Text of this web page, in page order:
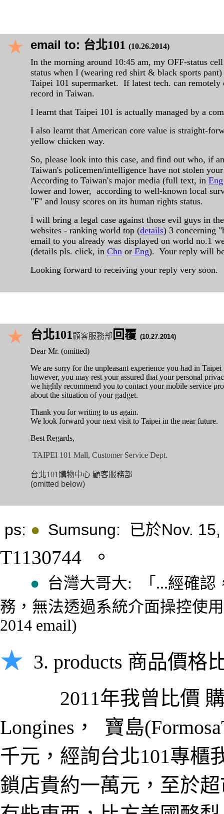
★
email to: 台北101 (10.26.2014)
In the morning around 10:45 am, my OFF-status
status when I (wearing red shirt & black sports pant)
Taipei 101 supermarket. If latest tech. can
record in Taiwan.
I learnt that Taipei 101 is actually managed by a
I also learnt that American core value is straight-
yellow chicken way.
So, please look into this case, and find out who, if
Taiwan's policemen/intelligence have not stolen
According to Taiwan's major media (full text, in
lower and lower, according to well-known local
"F" and lousy scores on its human rights status.
I will bring a legal case against those evil guys in
websites - ranking world top (details) 3 concerning
email to you already was displayed on world no.1
(details pls. click, in Chn or Eng). Your reply will
Looking forward to receiving your reply very soon.
★ 台北101顧客服務部 回覆 (10.27.2014)
Dear Mr. (omitted)
We are sorry for the unpleasant experience you had in Taipei
however, you may rest your assured that your personal
we highly recommend you to contact your mobile service
about the situation of your gadget.
Thank you for writing to us again.
We look forward your next visit to Taipei in the near future.
Best Regards,
TAIPEI 101 Mall, Customer Service Dept.
台北101 購物中心 顧客服務部
(omitted below)
ps: ● Sumsung: 已於Nov.
T1130744 。
● 台灣大哥大: 「...經確認
務，無法透過系統介面操控使
2014 email)
★ 3. products 商品價格
2011年我曾比價
Longines， 寶島
千元，經詢台北101專櫃
鎖店貴約一萬元，至於